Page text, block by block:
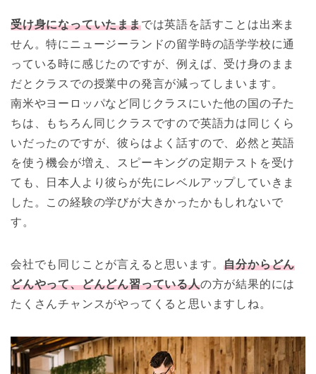
受け身になっていたままでは英語を話すことは出来ま
せん。特にニュージーランドの留学時の語学学校に通
っている時に感じたのですが、例えば、受け身のまま
だとクラスでの授業中の発言が減ってしまいます。
南米やヨーロッパなど同じクラスにいた他の国の子た
ちは、もちろん同じクラスですので英語力は同じくら
いだったのですが、彼らはよく話すので、必然と英語
を使う機会が増え、スピーキングの定期テストを受け
ても、日本人より彼らが先にレベルアップしていきま
した。この経験の学びが大きかったかもしれないで
す。
会社でも同じことが言えると思います。自分からどん
どんやって、どんどん習っている人の方が結果的には
たくさんチャンスがやってくると思いますしね。